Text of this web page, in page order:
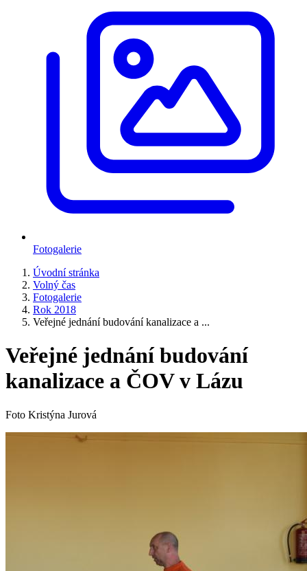
Fotogalerie
Úvodní stránka
Volný čas
Fotogalerie
Rok 2018
Veřejné jednání budování kanalizace a ...
Veřejné jednání budování
kanalizace a ČOV v Lázu
Foto Kristýna Jurová